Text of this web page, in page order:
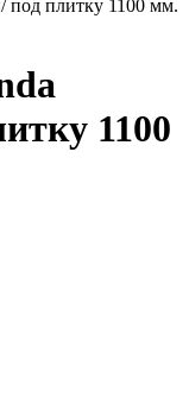
под плитку 1100 мм.
1100